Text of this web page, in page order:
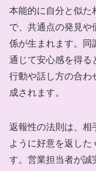
本能的に自分と似た
で、共通点の発見や
係が生まれます。同
通じて安心感を得る
行動や話し方の合わ
成されます。
返報性の法則は、相
ように好意を返し
す。営業担当者が誠